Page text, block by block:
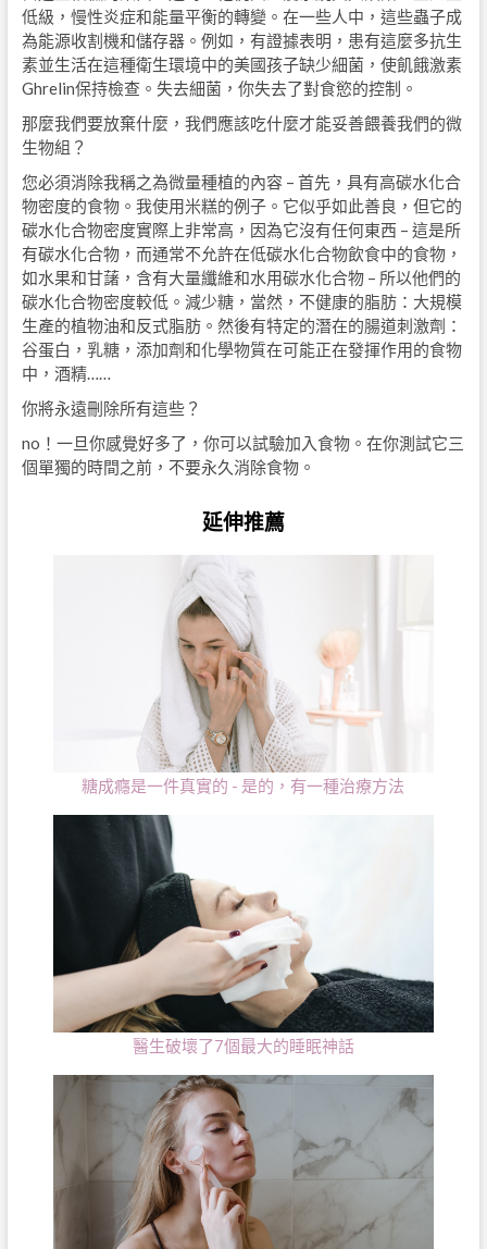
低級，慢性炎症和能量平衡的轉變。在一些人中，這些蟲子成
為能源收割機和儲存器。例如，有證據表明，患有這麼多抗生
素並生活在這種衛生環境中的美國孩子缺少細菌，使飢餓激素
Ghrelin保持檢查。失去細菌，你失去了對食慾的控制。
那麼我們要放棄什麼，我們應該吃什麼才能妥善餵養我們的微
生物組？
您必須消除我稱之為微量種植的內容 – 首先，具有高碳水化合
物密度的食物。我使用米糕的例子。它似乎如此善良，但它的
碳水化合物密度實際上非常高，因為它沒有任何東西 – 這是所
有碳水化合物，而通常不允許在低碳水化合物飲食中的食物，
如水果和甘藷，含有大量纖維和水用碳水化合物 – 所以他們的
碳水化合物密度較低。減少糖，當然，不健康的脂肪：大規模
生產的植物油和反式脂肪。然後有特定的潛在的腸道刺激劑：
谷蛋白，乳糖，添加劑和化學物質在可能正在發揮作用的食物
中，酒精……
你將永遠刪除所有這些？
no！一旦你感覺好多了，你可以試驗加入食物。在你測試它三
個單獨的時間之前，不要永久消除食物。
延伸推薦
糖成癮是一件真實的 - 是的，有一種治療方法
醫生破壞了7個最大的睡眠神話